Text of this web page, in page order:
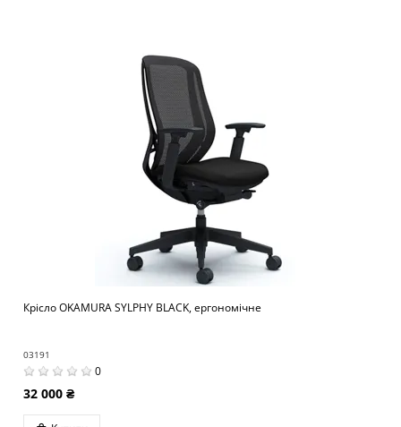
Крісло OKAMURA SYLPHY BLACK, ергономічне
03191
0
32 000 ₴